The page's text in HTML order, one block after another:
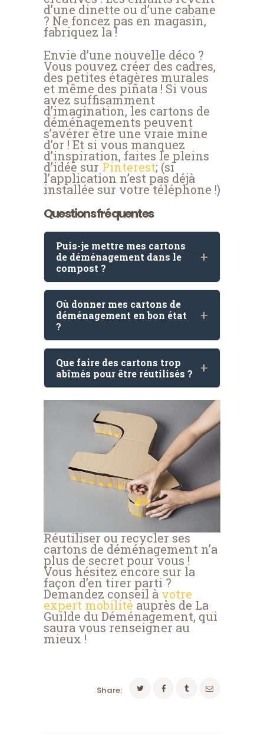
d’une dinette ou d’une cabane
? Ne foncez pas en magasin,
fabriquez la !
Envie d’une nouvelle déco ?
Vous pouvez créer des cadres,
des petites étagères murales
et même des piñata ! Si vous
avez suffisamment
d’imagination, les cartons de
déménagements peuvent
s’avérer être une vraie mine
d’or ! Et si vous manquez
d’inspiration, faites le pleins
d’idée sur Pinterest; (si
l’application n’est pas déjà
installée sur votre téléphone !)
Questions fréquentes
Puis-je mettre mes cartons
de déménagement dans le
compost ?
Où donner mes cartons de
déménagement en bon état
?
Que faire des cartons trop
abîmés pour être réutilisés ?
Réutiliser ou recycler ses
cartons de déménagement n’a
plus de secret pour vous !
Vous hésitez encore sur la
façon d’en tirer parti ?
Demandez conseil à votre
expert mobilité auprès de La
Guilde du Déménagement, qui
saura vous renseigner au
mieux !
Share: